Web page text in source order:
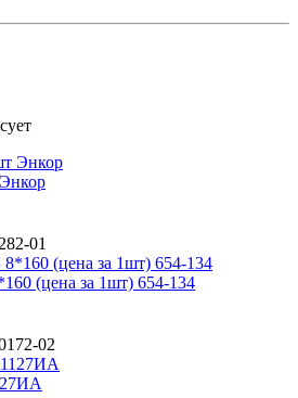
01
(цена за 1шт) 654-134
02